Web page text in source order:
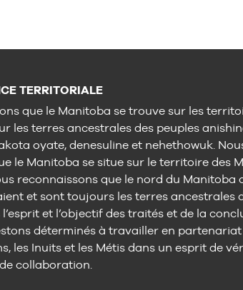
TERRITORIALE
que le Manitoba se trouve sur les
les terres ancestrales des peuples
oyate, denesuline et nehethowuk.
le Manitoba se situe sur le territoire des
reconnaissons que le nord du Manitoba
et sont toujours les terres ancestrales
et l’objectif des traités et de la
déterminés à travailler en partenariat
les Inuits et les Métis dans un esprit de
collaboration.